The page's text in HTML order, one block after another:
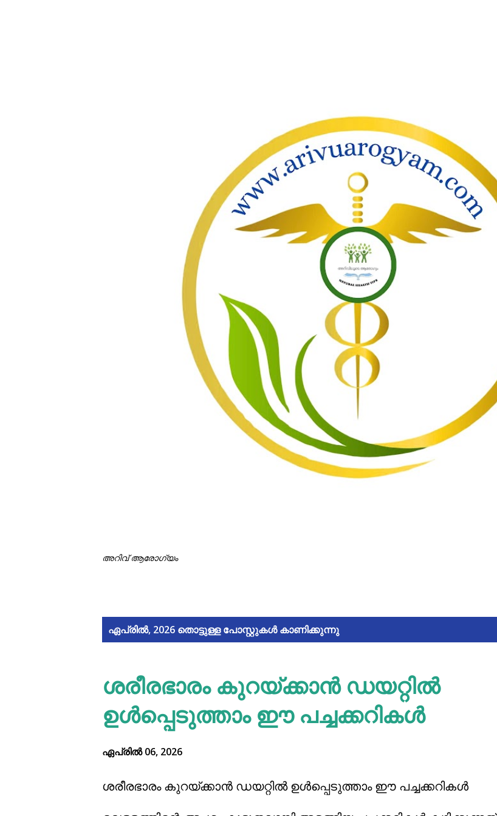
അറിവ് ആരോഗ്യം
ഏപ്രിൽ, 2026 തൊട്ടുള്ള പോസ്റ്റുകൾ കാണിക്കുന്നു
ശരീരഭാരം കുറയ്ക്കാന്‍ ഡയറ്റില്‍
ഉള്‍പ്പെടുത്താം ഈ പച്ചക്കറികള്‍
ഏപ്രിൽ 06, 2026
ശരീരഭാരം കുറയ്ക്കാന്‍ ഡയറ്റില്‍ ഉള്‍പ്പെടുത്താം ഈ പച്ചക്കറികള്‍